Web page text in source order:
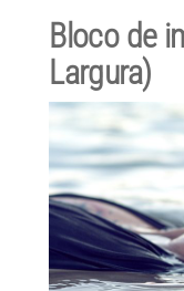
Bloco de
Largura)